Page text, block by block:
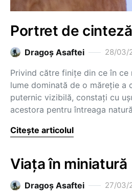
Portret de cinteză
Dragoş Asaftei 28/03/
Privind către finiţe din ce în ce
lume dominată de o măreţie a
puternic vizibilă, constaţi cu
acestora pentru întreaga
Citește articolul
Viaţa în miniatură
Dragoş Asaftei 27/03/